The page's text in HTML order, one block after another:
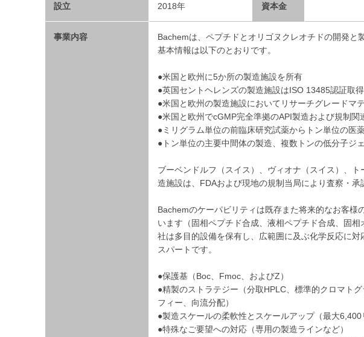
設立 2018年 資本金
事業内容
Bachemは、ペプチドとオリゴヌクレオチドの開発と
基本情報は以下のとおりです。
●米国と欧州に5か所の製造施設を所有
●英国セントヘレンズの製造施設はISO 13485認証取得
●米国と欧州の製造施設においてリサーチグレードマ
●米国と欧州でcGMP完全準拠のAPI製造および規制関
●ミリグラム単位の前臨床研究試薬からトン単位の医
●トン単位の主要中間体の製造、複数トンの低分子ジ
ブーベンドルフ（スイス）、ヴィオナ（スイス）、
造施設は、FDAおよび現地の規制当局により査察・承
Bachemのケーパビリティは既存また将来的なお客様
います（固相ペプチド合成、液相ペプチド合成、固
社は多目的設備を保有し、広範囲に及ぶ化学反応に
スパートです。
●保護基（Boc、Fmoc、およびZ）
●精製のストラテジー（分取HPLC、標準的クロマト
フィー、向流分配）
●製造スケールの柔軟性とスケールアップ（最大6,400
●特殊なご要望への対応（専用の製造ラインなど）